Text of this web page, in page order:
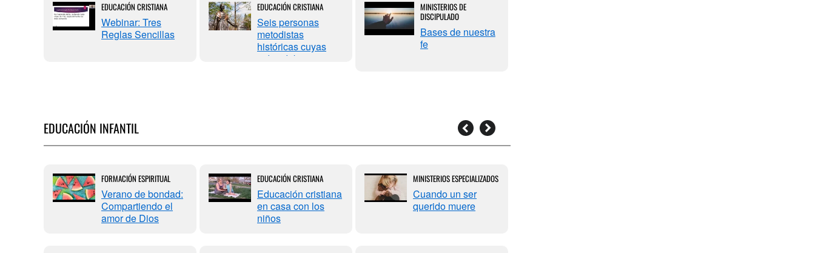
EDUCACIÓN CRISTIANA
Webinar: Tres
Reglas Sencillas
EDUCACIÓN CRISTIANA
Seis personas
metodistas
históricas cuyas
vidas deben ser
MINISTERIOS DE
DISCIPULADO
Bases de nuestra
fe
EDUCACIÓN INFANTIL
FORMACIÓN ESPIRITUAL
Verano de bondad:
Compartiendo el
amor de Dios
EDUCACIÓN CRISTIANA
Educación cristiana
en casa con los
niños
MINISTERIOS ESPECIALIZADOS
Cuando un ser
querido muere